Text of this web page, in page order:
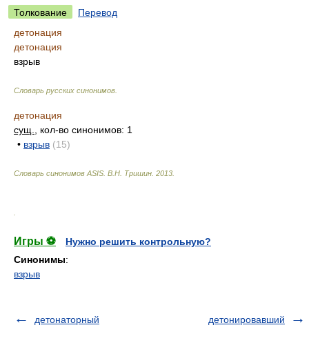
Толкование
Перевод
детонация
детонация
взрыв
Словарь русских синонимов
детонация
сущ.
, кол-во синонимов: 1
• взрыв (15)
Словарь синонимов ASIS. В.Н. Тришин 2013
Игры ⚽
Нужно решить контрольную?
Синонимы:
взрыв
детонаторный детонировавший